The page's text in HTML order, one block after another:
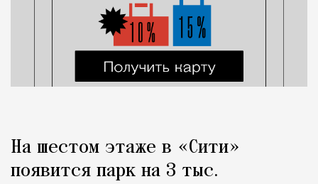
На шестом этаже в «Сити»
появится парк на 3 тыс.